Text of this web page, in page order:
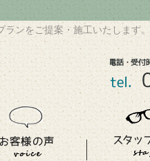
ンをご提案・施工いたします。